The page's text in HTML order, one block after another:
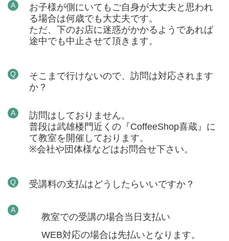
A
お子様が側にいてもご自身が大丈夫と思われ
る場合は何歳でも大丈夫です。
ただ、下のお店に迷惑がかかるようであれば
途中でも中止させて頂きます。
Q
そこまで行けないので、訪問は対応されます
か？
A
訪問はしておりません。
普段は武雄楼門近くの『CoffeeShop喜蔵』に
て教室を開催しております。
※会社や団体様などはお問合せ下さい。
Q 受講料の支払はどうしたらいいですか？
A
教室での受講の場合当日支払い
WEB対応の場合は先払いとなります。